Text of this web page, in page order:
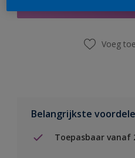
Voeg
Belangrijkste
Toepasbaar vanaf